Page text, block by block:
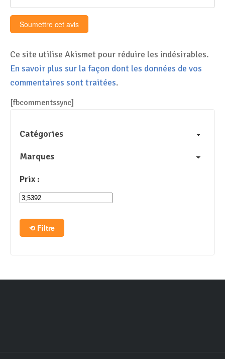
Ce site utilise Akismet pour réduire les indésirables.
En savoir plus sur la façon dont les données de vos
commentaires sont traitées.
[fbcommentssync]
Catégories
Marques
Prix :
Filtre